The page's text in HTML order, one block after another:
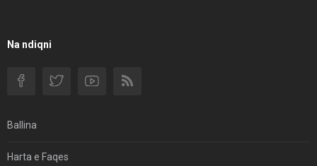
Filmi I Shkurtër Iranian “Pasta Alfredo” Ka Udhëtuar
Na ndiqni
Ballina
Harta e Faqes